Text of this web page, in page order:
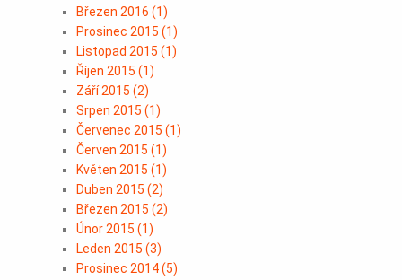
Březen 2016 (1)
Prosinec 2015 (1)
Listopad 2015 (1)
Říjen 2015 (1)
Září 2015 (2)
Srpen 2015 (1)
Červenec 2015 (1)
Červen 2015 (1)
Květen 2015 (1)
Duben 2015 (2)
Březen 2015 (2)
Únor 2015 (1)
Leden 2015 (3)
Prosinec 2014(5)